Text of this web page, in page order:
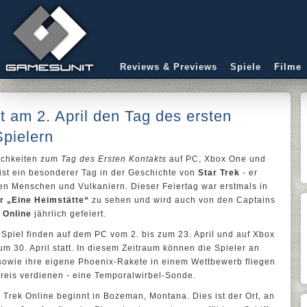
Reviews & Previews Spiele Filme
am 2. April den Tag des ersten
zum Tag des Ersten Kontakts auf PC, Xbox One und
ein besonderer Tag in der Geschichte von Star Trek - er
Menschen und Vulkaniern. Dieser Feiertag war erstmals in
„Eine Heimstätte“ zu sehen und wird auch von den Captains
Online jährlich gefeiert.
finden auf dem PC vom 2. bis zum 23. April und auf Xbox
30. April statt. In diesem Zeitraum können die Spieler an
ihre eigene Phoenix-Rakete in einem Wettbewerb fliegen
verdienen - eine Temporalwirbel-Sonde.
Online beginnt in Bozeman, Montana. Dies ist der Ort, an